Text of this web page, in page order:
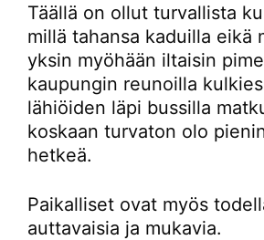
Täällä on ollut turvallista
millä tahansa kaduilla eikä
yksin myöhään iltaisin
kaupungin reunoilla
lähiöiden läpi bussilla
koskaan turvaton olo
hetkeä.
Paikalliset ovat myös
auttavaisia ja mukavia.